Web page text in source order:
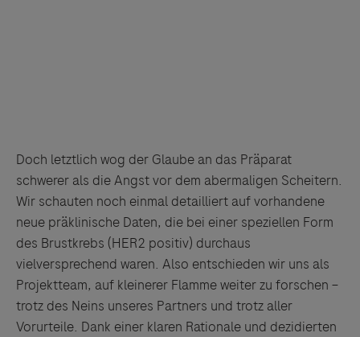
Doch letztlich wog der Glaube an das Präparat
schwerer als die Angst vor dem abermaligen Scheitern.
Wir schauten noch einmal detailliert auf vorhandene
neue präklinische Daten, die bei einer speziellen Form
des Brustkrebs (HER2 positiv) durchaus
vielversprechend waren. Also entschieden wir uns als
Projektteam, auf kleinerer Flamme weiter zu forschen –
trotz des Neins unseres Partners und trotz aller
Vorurteile. Dank einer klaren Rationale und dezidierten